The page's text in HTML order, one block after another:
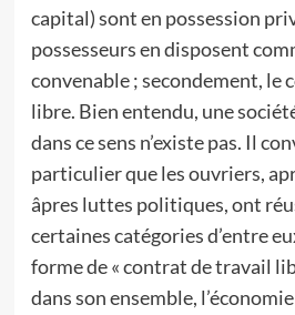
capital) sont en possession
possesseurs en disposent
convenable ; secondement, le
libre. Bien entendu, une
dans ce sens n’existe pas. Il
particulier que les ouvriers,
âpres luttes politiques, ont
certaines catégories d’entre
forme de « contrat de travail
dans son ensemble,